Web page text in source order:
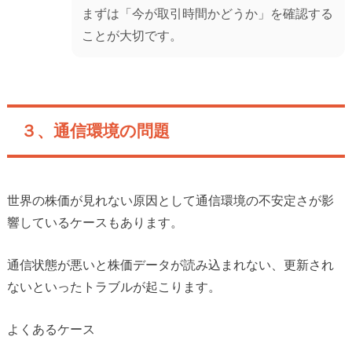
まずは「今が取引時間かどうか」を確認する
ことが大切です。
３、通信環境の問題
世界の株価が見れない原因として通信環境の不安定さが影
響しているケースもあります。
通信状態が悪いと株価データが読み込まれない、更新され
ないといったトラブルが起こります。
よくあるケース